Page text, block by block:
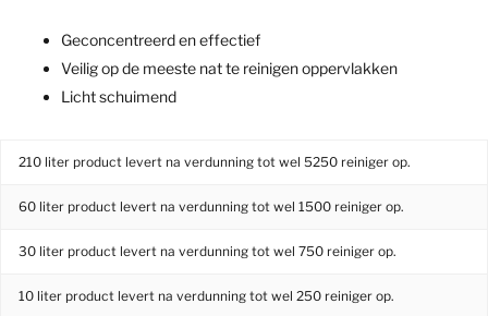
Geconcentreerd en effectief
Veilig op de meeste nat te reinigen oppervlakken
Licht schuimend
210 liter product levert na verdunning tot wel 5250 reiniger op.
60 liter product levert na verdunning tot wel 1500 reiniger op.
30 liter product levert na verdunning tot wel 750 reiniger op.
10 liter product levert na verdunning tot wel 250 reiniger op.